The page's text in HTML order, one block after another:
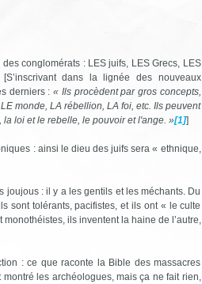
conglomérats : LES juifs, LES Grecs, LES
dans la lignée des nouveaux
derniers :« Ils procèdent par gros concepts,
monde, LA rébellion, LA foi, etc. Ils peuvent
loi et le rebelle, le pouvoir et l'ange. »[1]]
: ainsi le dieu des juifs sera « ethnique,
joujous : il y a les gentils et les méchants. Du
sont tolérants, pacifistes, et ils ont « le culte
ils inventent la haine de l’autre,
: ce que raconte la Bible des massacres
les archéologues, mais ça ne fait rien,